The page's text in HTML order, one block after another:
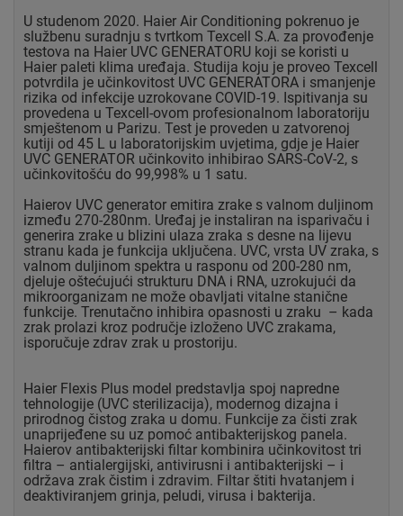
U studenom 2020. Haier Air Conditioning pokrenuo je
službenu suradnju s tvrtkom Texcell S.A. za provođenje
testova na Haier UVC GENERATORU koji se koristi u
Haier paleti klima uređaja. Studija koju je proveo Texcell
potvrdila je učinkovitost UVC GENERATORA i smanjenje
rizika od infekcije uzrokovane COVID-19. Ispitivanja su
provedena u Texcell-ovom profesionalnom laboratoriju
smještenom u Parizu. Test je proveden u zatvorenoj
kutiji od 45 L u laboratorijskim uvjetima, gdje je Haier
UVC GENERATOR učinkovito inhibirao SARS-CoV-2, s
učinkovitošću do 99,998% u 1 satu.
Haierov UVC generator emitira zrake s valnom duljinom
između 270-280nm. Uređaj je instaliran na isparivaču i
generira zrake u blizini ulaza zraka s desne na lijevu
stranu kada je funkcija uključena. UVC, vrsta UV zraka, s
valnom duljinom spektra u rasponu od 200-280 nm,
djeluje oštećujući strukturu DNA i RNA, uzrokujući da
mikroorganizam ne može obavljati vitalne stanične
funkcije. Trenutačno inhibira opasnosti u zraku – kada
zrak prolazi kroz područje izloženo UVC zrakama,
isporučuje zdrav zrak u prostoriju.
Haier Flexis Plus model predstavlja spoj napredne
tehnologije (UVC sterilizacija), modernog dizajna i
prirodnog čistog zraka u domu. Funkcije za čisti zrak
unaprijeđene su uz pomoć antibakterijskog panela.
Haierov antibakterijski filtar kombinira učinkovitost tri
filtra – antialergijski, antivirusni i antibakterijski – i
održava zrak čistim i zdravim. Filtar štiti hvatanjem i
deaktiviranjem grinja, peludi, virusa i bakterija.